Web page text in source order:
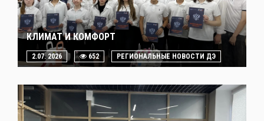
КЛИМАТ И КОМФОРТ
2.07. 2026 652 РЕГИОНАЛЬНЫЕ НОВОСТИ ДЭ